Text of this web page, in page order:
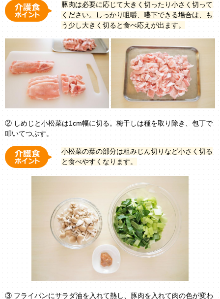
豚肉は必要に応じて大きく切ったり小さく切って
ください。しっかり咀嚼、嚥下できる場合は、も
う少し大きく切ると食べ応えが出ます。
② しめじと小松菜は1cm幅に切る。梅干しは種を取り除き、包丁で
叩いてつぶす。
小松菜の葉の部分は粗みじん切りなど小さく切る
と食べやすくなります。
③ フライパンにサラダ油を入れて熱し、豚肉を入れて肉の色が変わ